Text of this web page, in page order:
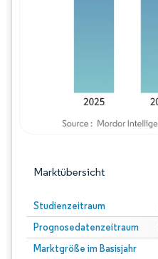
Marktübersicht
Studienzeitraum
Prognosedatenzeitraum
Marktgröße im Basisjahr